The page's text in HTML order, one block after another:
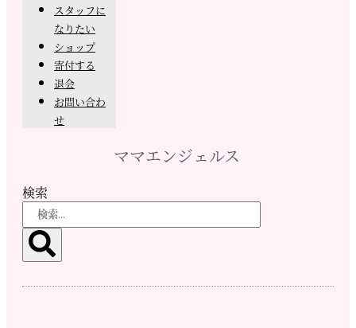
スタッフに
なりたい
ショップ
寄付する
退会
お問い合わ
せ
ママエンジェルス
検索